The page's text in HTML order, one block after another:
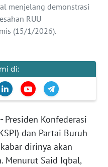
menjelang demonstrasi
RUU
(15/1/2026).
di:
Presiden Konfederasi
dan Partai Buruh
dirinya akan
Menurut Said Iqbal,